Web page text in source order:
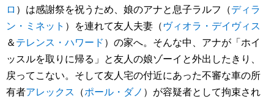
ロ ）は感謝祭を祝うため、娘のアナと息子ラルフ（ディラ
ン・ミネット ）を連れて友人夫妻（ヴィオラ・デイヴィス
＆テレンス・ハワード）の家へ。そんな中、アナが「ホイ
ッスルを取りに帰る」と友人の娘ゾーイと外出したきり、
戻ってこない。そして友人宅の付近にあった不審な車の所
有者アレックス （ポール・ダノ ）が容疑者として拘束され